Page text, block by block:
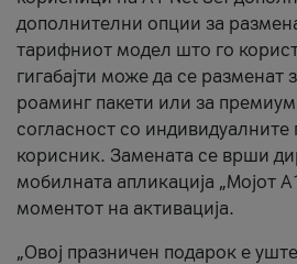
дополнителни опции за
тарифниот модел што го
гигабајти може да се разменат
роаминг пакети или за
согласност со индивидуалните
корисник. Замената се врши
мобилната апликација „Мојот
моментот на активација.
„Овој празничен подарок е